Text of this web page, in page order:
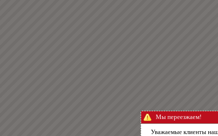
Мы переезжаем!
Уважаемые клиенты